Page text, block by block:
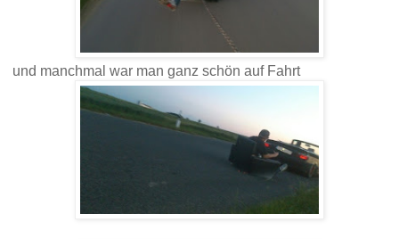
und manchmal war man ganz schön auf Fahrt